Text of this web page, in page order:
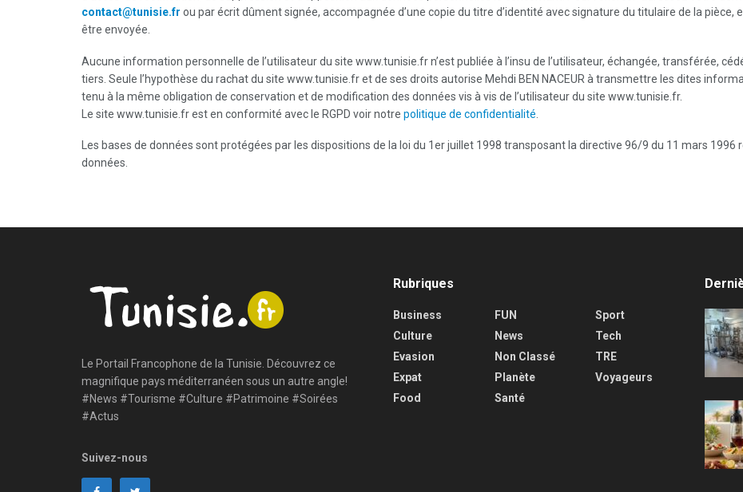
contact@tunisie.fr ou par écrit dûment signée, accompagnée d’une copie du titre d’identité avec signature du titulaire de la pièce,
être envoyée.
Aucune information personnelle de l’utilisateur du site www.tunisie.fr n’est publiée à l’insu de l’utilisateur, échangée, transférée,
tiers. Seule l’hypothèse du rachat du site www.tunisie.fr et de ses droits autorise Mehdi BEN NACEUR à transmettre les dites
tenu à la même obligation de conservation et de modification des données vis à vis de l’utilisateur du site www.tunisie.fr.
Le site www.tunisie.fr est en conformité avec le RGPD voir notre politique de confidentialité
Les bases de données sont protégées par les dispositions de la loi du 1er juillet 1998 transposant la directive 96/9 du 11 mars
données.
Le Portail Francophone de la Tunisie. Découvrez ce
magnifique pays méditerranéen sous un autre angle!
#News #Tourisme #Culture #Patrimoine #Soirées
#Actus
Suivez-nous
Rubriques
Business
Culture
Evasion
Expat
Food
FUN
News
Non Classé
Planète
Santé
Sport
Tech
TRE
Voyageurs